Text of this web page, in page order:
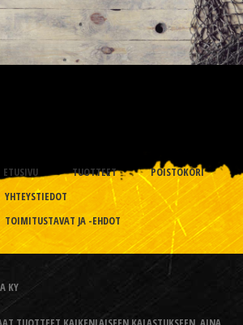
ETUSIVU TUOTTEET
POISTOKORI
YHTEYSTIEDOT
TOIMITUSTAVAT JA -EHDOT
KY